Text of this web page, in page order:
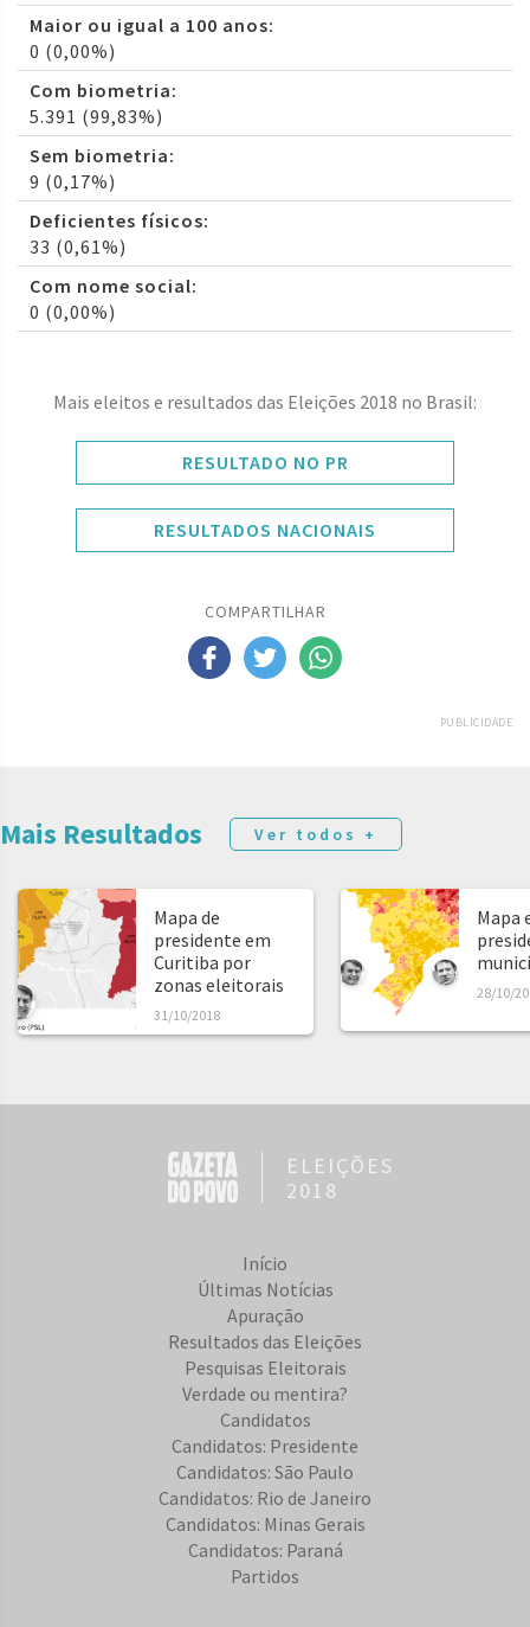
Maior ou igual a 100 anos:
0 (0,00%)
Com biometria:
5.391 (99,83%)
Sem biometria:
9 (0,17%)
Deficientes físicos:
33 (0,61%)
Com nome social:
0 (0,00%)
Mais eleitos e resultados das Eleições 2018 no Brasil:
RESULTADO NO PR
RESULTADOS NACIONAIS
COMPARTILHAR
PUBLICIDADE
Mais Resultados Ver todos +
Mapa de
presidente em
Curitiba por
zonas eleitorais
31/10/2018
Mapa
28/10/
ELEIÇÕES
2018
Início
Últimas Notícias
Apuração
Resultados das Eleições
Pesquisas Eleitorais
Verdade ou mentira?
Candidatos
Candidatos: Presidente
Candidatos: São Paulo
Candidatos: Rio de Janeiro
Candidatos: Minas Gerais
Candidatos: Paraná
Partidos